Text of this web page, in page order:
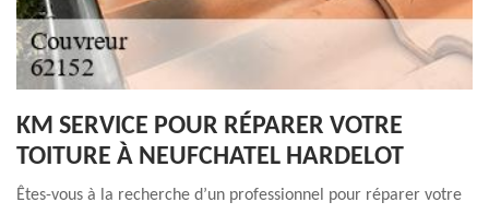
KM SERVICE POUR RÉPARER VOTRE
TOITURE À NEUFCHATEL HARDELOT
Êtes-vous à la recherche d’un professionnel pour réparer votre